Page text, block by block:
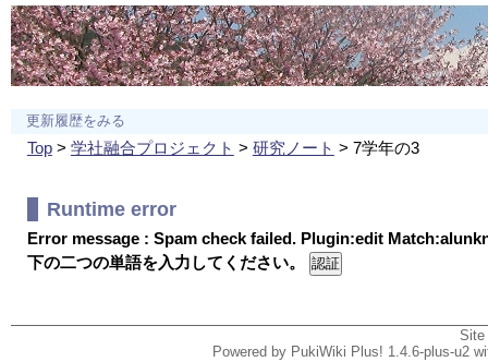
更新履歴をみる
Top> 学社融合プロジェクト > 研究ノート > 7学年の3
Runtime error
Error message : Spam check failed. Plugin:edit
下の二つの単語を入力してください。
Powered by PukiWiki Plus! 1.4.6-plus-u2